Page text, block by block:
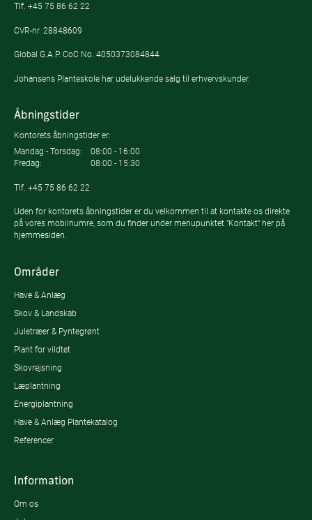
Tlf. +45 75 86 62 22
CVR-nr. 28848609
Global G.A.P. CoC No. 4050373084844
Johansens Planteskole har udelukkende salg til erhvervskunder.
Åbningstider
Kontorets åbningstider er:
Mandag - Torsdag:
08:00 - 16:00
Fredag:
08:00 - 15:30
Tlf. +45 75 86 62 22
Uden for kontorets åbningstider er du velkommen til at kontakte os direkte
på vores mobilnumre, som du finder under menupunktet "Kontakt" her på
hjemmesiden.
Områder
Have & Anlæg
Skov & Landskab
Juletræer & Pyntegrønt
Plant for vildtet
Skovrejsning
Læplantning
Energiplantning
Have & Anlæg Plantekatalog
Referencer
Information
Om os